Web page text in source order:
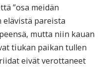
”osa meidän
elävistä pareista
mutta niin kauan
tiukan paikan tullen
eivät verottaneet